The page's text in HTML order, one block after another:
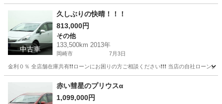
デミオ コンパクトカー
中古車
久しぶりの快晴！！！
813,000円
その他
133,500km 2013年
岡崎市 7月3日
金利０％ 全店舗在庫共有❗️❗️ローンにお困りの方ご相談ください❗️❗️❗️ 当店の自社ロ
その他
赤い彗星のプリウスα
1,099,000円